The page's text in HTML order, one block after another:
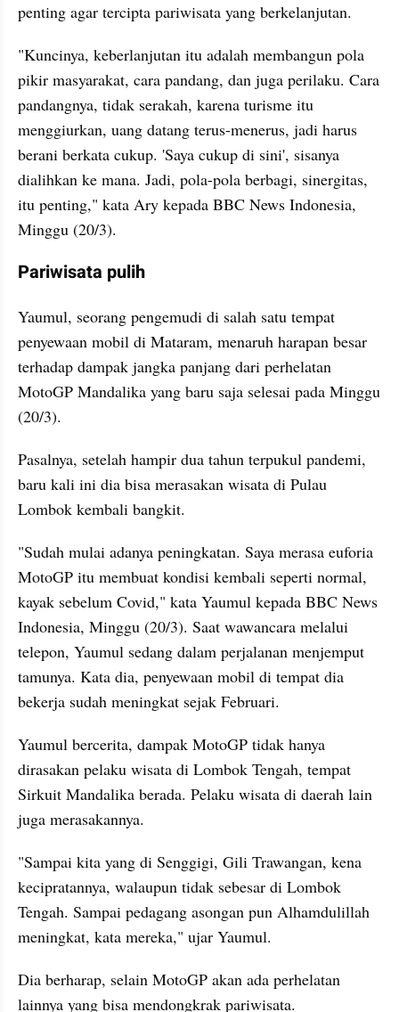
penting agar tercipta pariwisata yang berkelanjutan.
"Kuncinya, keberlanjutan itu adalah membangun pola
pikir masyarakat, cara pandang, dan juga perilaku. Cara
pandangnya, tidak serakah, karena turisme itu
menggiurkan, uang datang terus-menerus, jadi harus
berani berkata cukup. 'Saya cukup di sini', sisanya
dialihkan ke mana. Jadi, pola-pola berbagi, sinergitas,
itu penting," kata Ary kepada BBC News Indonesia,
Minggu (20/3).
Pariwisata pulih
Yaumul, seorang pengemudi di salah satu tempat
penyewaan mobil di Mataram, menaruh harapan besar
terhadap dampak jangka panjang dari perhelatan
MotoGP Mandalika yang baru saja selesai pada Minggu
(20/3).
Pasalnya, setelah hampir dua tahun terpukul pandemi,
baru kali ini dia bisa merasakan wisata di Pulau
Lombok kembali bangkit.
"Sudah mulai adanya peningkatan. Saya merasa euforia
MotoGP itu membuat kondisi kembali seperti normal,
kayak sebelum Covid," kata Yaumul kepada BBC News
Indonesia, Minggu (20/3). Saat wawancara melalui
telepon, Yaumul sedang dalam perjalanan menjemput
tamunya. Kata dia, penyewaan mobil di tempat dia
bekerja sudah meningkat sejak Februari.
Yaumul bercerita, dampak MotoGP tidak hanya
dirasakan pelaku wisata di Lombok Tengah, tempat
Sirkuit Mandalika berada. Pelaku wisata di daerah lain
juga merasakannya.
"Sampai kita yang di Senggigi, Gili Trawangan, kena
kecipratannya, walaupun tidak sebesar di Lombok
Tengah. Sampai pedagang asongan pun Alhamdulillah
meningkat, kata mereka," ujar Yaumul.
Dia berharap, selain MotoGP akan ada perhelatan
lainnya yang bisa mendongkrak pariwisata.